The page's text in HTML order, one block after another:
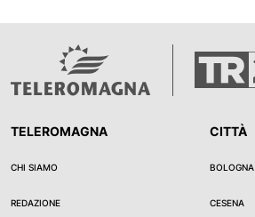
TELEROMAGNA
CHI SIAMO
REDAZIONE
CITTÀ
BOLOGNA
CESENA